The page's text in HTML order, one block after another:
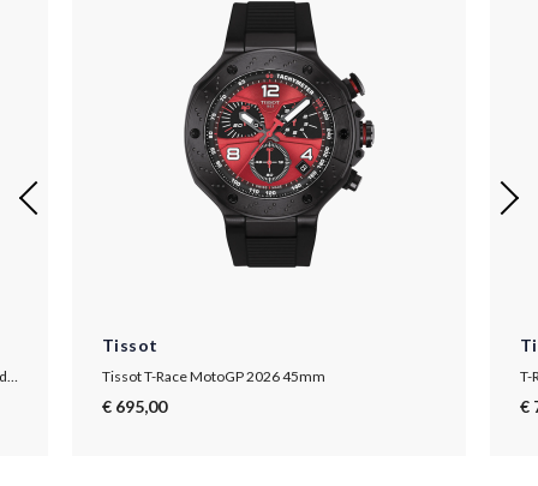
Tissot
Tissot T-Race MotoGP 2026 45mm
€ 695,00
T-
€